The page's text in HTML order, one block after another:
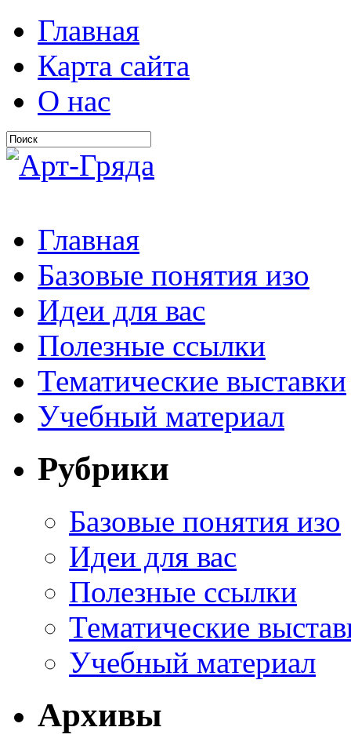
Главная
Карта сайта
О нас
Главная
Базовые понятия изо
Идеи для вас
Полезные ссылки
Тематические выставки
Учебный материал
Рубрики
Базовые понятия изо
Идеи для вас
Полезные ссылки
Тематические
Учебный материал
Архивы